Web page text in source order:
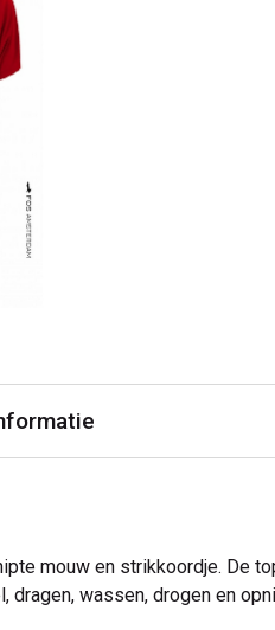
mouw en strikkoordje. De
wassen, drogen en